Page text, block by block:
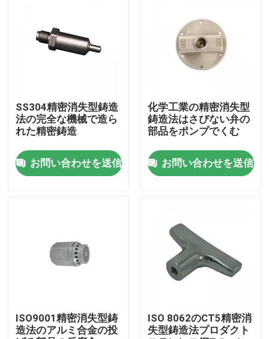
企業情報
製品
CNCの精密機械化の部品
CNC工学機械部品
SS304精密消失型鋳造
法の完全な機械で造ら
れた精密鋳造
お問い合わせを送信
化学工業の精密消失型
鋳造法はさびない弁の
部品をポンプでくむ
お問い合わせを送信
ISO9001精密消失型鋳
造法のアルミ合金の投
ISO 8062のCT5精密消
失型鋳造法プロダクト